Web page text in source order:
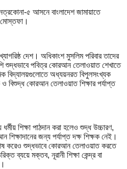
৫ আসনে বাংলাদেশ জামায়াতে
দেশ। অধিকাংশ মুসলিম পরিবার তাদের
শুদ্ধভাবে পবিত্র কোরআন তেলাওয়াত শেখাতে
বিদ্যালয়গুলোতে অধ্যয়নরত বিপুলসংখ্যক
ও বিশুদ্ধ কোরআন তেলাওয়াত শিক্ষার পর্যাপ্ত
শিক্ষা পাঠদান করা হলেও শুদ্ধ উচ্চারণ,
শিক্ষাদানের জন্য পর্যাপ্ত দক্ষ শিক্ষক নেই।
করেও শুদ্ধভাবে কোরআন তেলাওয়াত করতে
ব্যয়ে মক্তব, নূরানী শিক্ষা কেন্দ্র বা